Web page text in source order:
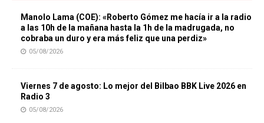
Manolo Lama (COE): «Roberto Gómez me hacía ir a la radio
a las 10h de la mañana hasta la 1h de la madrugada, no
cobraba un duro y era más feliz que una perdiz»
05/08/2026
Viernes 7 de agosto: Lo mejor del Bilbao BBK Live 2026 en
Radio 3
05/08/2026